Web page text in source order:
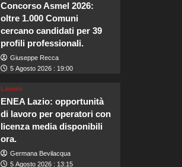
Concorso Asmel 2026:
oltre 1.000 Comuni
cercano candidati per 39
profili professionali.
Giuseppe Recca
5 Agosto 2026 : 19:00
Lavoro
ENEA Lazio: opportunità
di lavoro per operatori con
licenza media disponibili
ora.
Germana Bevilacqua
5 Agosto 2026 : 13:15